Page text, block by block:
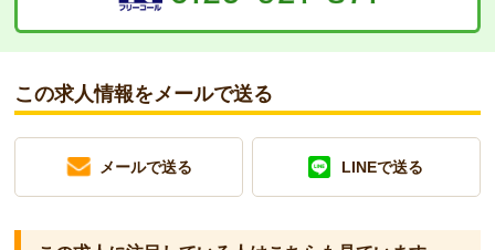
この求人情報をメールで送る
メールで送る LINEで送る